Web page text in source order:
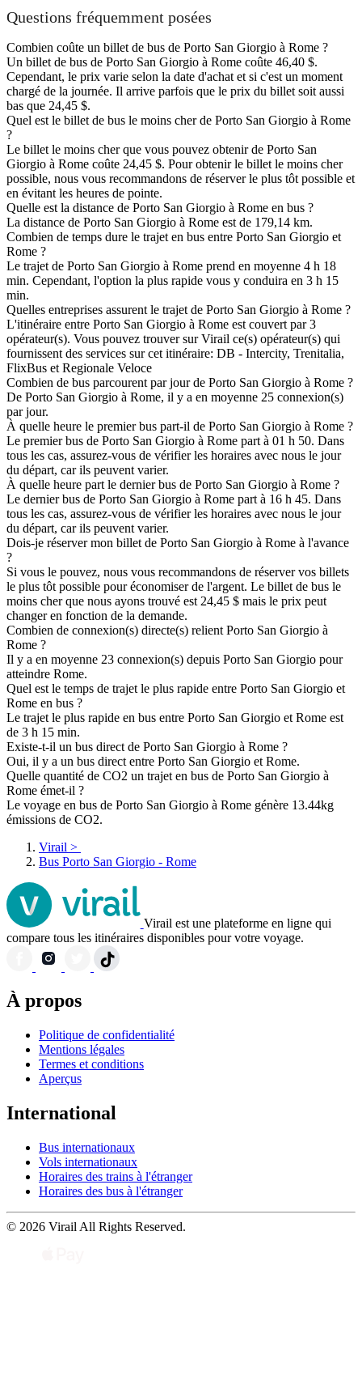
Questions fréquemment posées
Combien coûte un billet de bus de Porto San Giorgio à Rome ?
Un billet de bus de Porto San Giorgio à Rome coûte 46,40 $.
Cependant, le prix varie selon la date d'achat et si c'est un moment
chargé de la journée. Il arrive parfois que le prix du billet soit aussi
bas que 24,45 $.
Quel est le billet de bus le moins cher de Porto San Giorgio à Rome
?
Le billet le moins cher que vous pouvez obtenir de Porto San
Giorgio à Rome coûte 24,45 $. Pour obtenir le billet le moins cher
possible, nous vous recommandons de réserver le plus tôt possible et
en évitant les heures de pointe.
Quelle est la distance de Porto San Giorgio à Rome en bus ?
La distance de Porto San Giorgio à Rome est de 179,14 km.
Combien de temps dure le trajet en bus entre Porto San Giorgio et
Rome ?
Le trajet de Porto San Giorgio à Rome prend en moyenne 4 h 18
min. Cependant, l'option la plus rapide vous y conduira en 3 h 15
min.
Quelles entreprises assurent le trajet de Porto San Giorgio à Rome ?
L'itinéraire entre Porto San Giorgio à Rome est couvert par 3
opérateur(s). Vous pouvez trouver sur Virail ce(s) opérateur(s) qui
fournissent des services sur cet itinéraire: DB - Intercity, Trenitalia,
FlixBus et Regionale Veloce
Combien de bus parcourent par jour de Porto San Giorgio à Rome ?
De Porto San Giorgio à Rome, il y a en moyenne 25 connexion(s)
par jour.
À quelle heure le premier bus part-il de Porto San Giorgio à Rome ?
Le premier bus de Porto San Giorgio à Rome part à 01 h 50. Dans
tous les cas, assurez-vous de vérifier les horaires avec nous le jour
du départ, car ils peuvent varier.
À quelle heure part le dernier bus de Porto San Giorgio à Rome ?
Le dernier bus de Porto San Giorgio à Rome part à 16 h 45. Dans
tous les cas, assurez-vous de vérifier les horaires avec nous le jour
du départ, car ils peuvent varier.
Dois-je réserver mon billet de Porto San Giorgio à Rome à l'avance
?
Si vous le pouvez, nous vous recommandons de réserver vos billets
le plus tôt possible pour économiser de l'argent. Le billet de bus le
moins cher que nous ayons trouvé est 24,45 $ mais le prix peut
changer en fonction de la demande.
Combien de connexion(s) directe(s) relient Porto San Giorgio à
Rome ?
Il y a en moyenne 23 connexion(s) depuis Porto San Giorgio pour
atteindre Rome.
Quel est le temps de trajet le plus rapide entre Porto San Giorgio et
Rome en bus ?
Le trajet le plus rapide en bus entre Porto San Giorgio et Rome est
de 3 h 15 min.
Existe-t-il un bus direct de Porto San Giorgio à Rome ?
Oui, il y a un bus direct entre Porto San Giorgio et Rome.
Quelle quantité de CO2 un trajet en bus de Porto San Giorgio à
Rome émet-il ?
Le voyage en bus de Porto San Giorgio à Rome génère 13.44kg
émissions de CO2.
Virail >
Bus Porto San Giorgio - Rome
Virail est une plateforme en ligne qui
compare tous les itinéraires disponibles pour votre voyage.
À propos
Politique de confidentialité
Mentions légales
Termes et conditions
Aperçus
International
Bus internationaux
Vols internationaux
Horaires des trains à l'étranger
Horaires des bus à l'étranger
© 2026 Virail All Rights Reserved.